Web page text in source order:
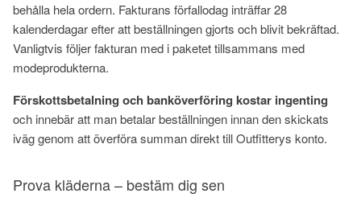
behålla hela ordern. Fakturans förfallodag inträffar 28
kalenderdagar efter att beställningen gjorts och blivit bekräftad.
Vanligtvis följer fakturan med i paketet tillsammans med
modeprodukterna.
Förskottsbetalning och banköverföring kostar ingenting
och innebär att man betalar beställningen innan den skickats
iväg genom att överföra summan direkt till Outfitterys konto.
Prova kläderna – bestäm dig sen